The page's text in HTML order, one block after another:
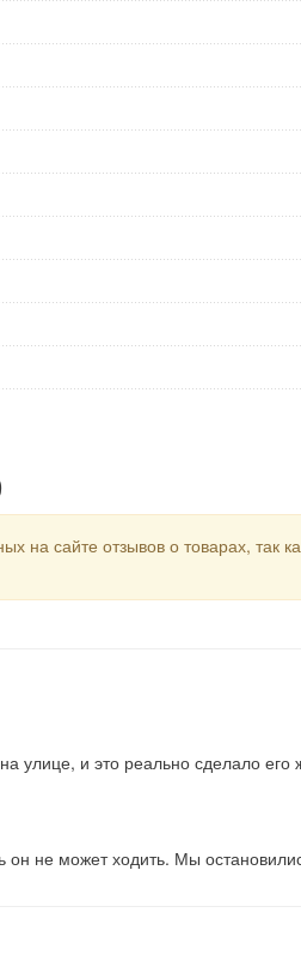
на сайте отзывов о товарах,
улице, и это реально сделало
не может ходить. Мы